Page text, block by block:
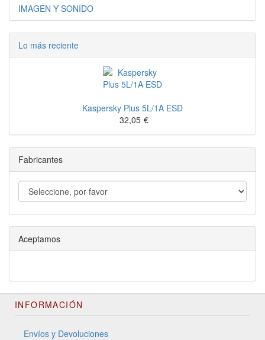
IMAGEN Y SONIDO
Lo más reciente
Kaspersky Plus 5L/1A ESD
32,05 €
Fabricantes
Aceptamos
INFORMACIÓN
Envíos y Devoluciones